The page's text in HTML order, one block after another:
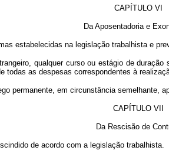
CAPÍTULO VI
Da Aposentadoria e
estabelecidas na legislação trabalhista e
qualquer curso ou estágio de
todas as despesas correspondentes à
permanente, em circunstância semelhante,
CAPÍTULO VII
Da Rescisão de
de acordo com a legislação trabalhista.